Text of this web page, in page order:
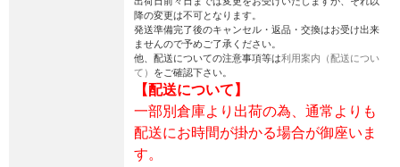
降の変更は不可となります。
発送準備完了後のキャンセル・返品・交換はお受け出来
ませんので予めご了承ください。
他、配送についての注意事項等は利用案内（配送につい
て） をご確認下さい。
【配送について】
一部別倉庫より出荷の為、通常よりも
配送にお時間が掛かる場合が御座いま
す。